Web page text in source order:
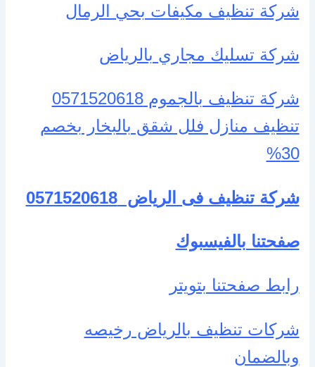
شركة تنظيف مكيفات بحي الرمال
شركة تسليك مجاري بالرياض
شركة تنظيف بالجموم 0571520618
تنظيف منازل فلل شقق بالبخار بخصم
30%
شركة تنظيف فى الرياض0571520618
صفحتنا بالفيسبوك
رابط صفحتنا بتويتر
شركات تنظيف بالرياض رخيصه
وبالضمان